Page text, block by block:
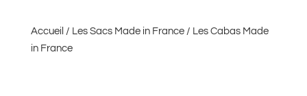
Accueil / Les Sacs Made in France/ Les Cabas Made
in France